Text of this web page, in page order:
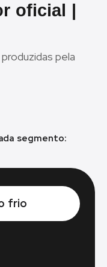
oficial |
pela
segmento:
frio